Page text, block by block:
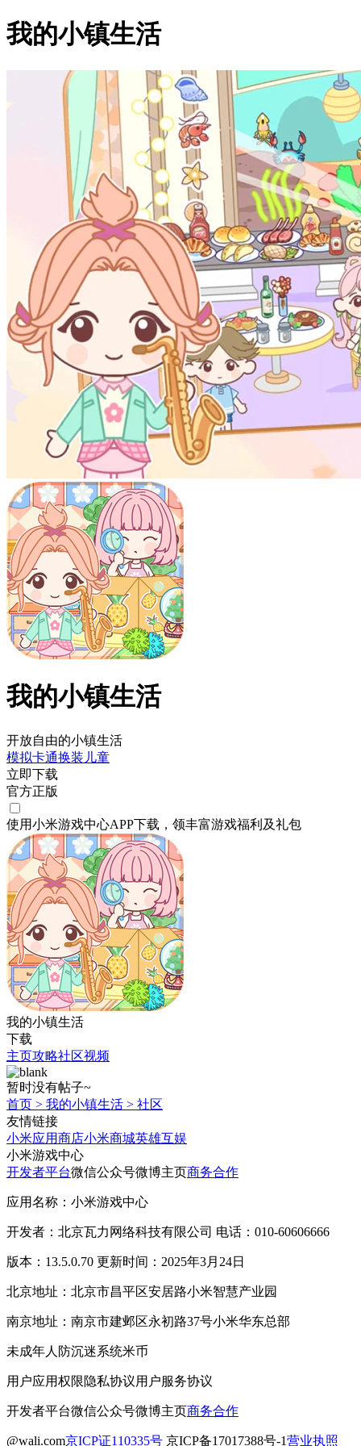
我的小镇生活
我的小镇生活
开放自由的小镇生活
模拟卡通换装 儿童
立即下载
官方正版
使用小米游戏中心APP下载 ，领丰富游戏福利 及礼包
我的小镇生活
下载
主页攻略社区视频
暂时没有帖子~
首页 > 我的小镇生活 > 社区
友情链接
小米应用商店小米商城英雄互娱
小米游戏中心
开发者平台微信公众号微博主页商务合作
应用名称：小米游戏中心
开发者：北京瓦力网络科技有限公司 电话：010-60606666
版本：13.5.0.70 更新时间：2025年3月24日
北京地址：北京市昌平区安居路小米智慧产业园
南京地址：南京市建邺区永初路37号小米华东总部
未成年人防沉迷系统米币
用户应用权限隐私协议用户服务协议
开发者平台微信公众号微博主页商务合作
@wali.com京ICP证110335号 京ICP备17017388号-1营业执照